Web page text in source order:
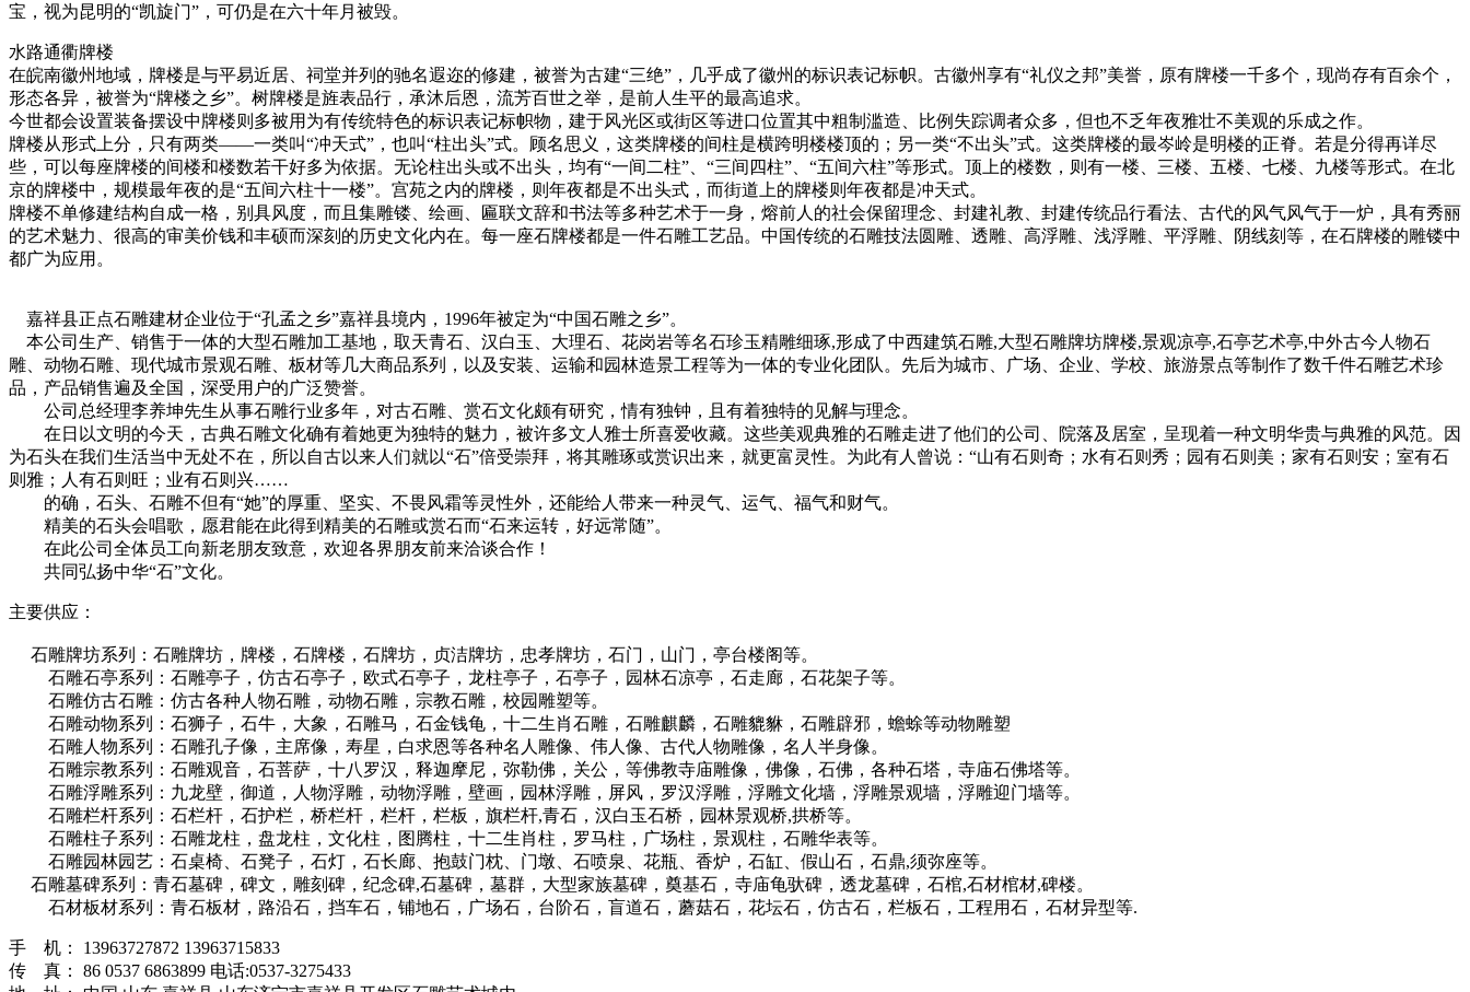
宝，视为昆明的“凯旋门”，可仍是在六十年月被毁。
水路通衢牌楼
在皖南徽州地域，牌楼是与平易近居、祠堂并列的驰名遐迩的修建，被誉为古建“三绝”，几乎成了徽州的标识表记标帜。古徽州享有“礼仪之邦”美誉，原有牌楼一千多个，现尚存有百余个，
形态各异，被誉为“牌楼之乡”。树牌楼是旌表品行，承沐后恩，流芳百世之举，是前人生平的最高追求。
今世都会设置装备摆设中牌楼则多被用为有传统特色的标识表记标帜物，建于风光区或街区等进口位置其中粗制滥造、比例失踪调者众多，但也不乏年夜雅壮不美观的乐成之作。
牌楼从形式上分，只有两类——一类叫“冲天式”，也叫“柱出头”式。顾名思义，这类牌楼的间柱是横跨明楼楼顶的；另一类“不出头”式。这类牌楼的最岑岭是明楼的正脊。若是分得再详尽
些，可以每座牌楼的间楼和楼数若干好多为依据。无论柱出头或不出头，均有“一间二柱”、“三间四柱”、“五间六柱”等形式。顶上的楼数，则有一楼、三楼、五楼、七楼、九楼等形式。在北
京的牌楼中，规模最年夜的是“五间六柱十一楼”。宫苑之内的牌楼，则年夜都是不出头式，而街道上的牌楼则年夜都是冲天式。
牌楼不单修建结构自成一格，别具风度，而且集雕镂、绘画、匾联文辞和书法等多种艺术于一身，熔前人的社会保留理念、封建礼教、封建传统品行看法、古代的风气风气于一炉，具有秀丽
的艺术魅力、很高的审美价钱和丰硕而深刻的历史文化内在。每一座石牌楼都是一件石雕工艺品。中国传统的石雕技法圆雕、透雕、高浮雕、浅浮雕、平浮雕、阴线刻等，在石牌楼的雕镂中
都广为应用。
嘉祥县正点石雕建材企业位于“孔孟之乡”嘉祥县境内，1996年被定为“中国石雕之乡”。
本公司生产、销售于一体的大型石雕加工基地，取天青石、汉白玉、大理石、花岗岩等名石珍玉精雕细琢,形成了中西建筑石雕,大型石雕牌坊牌楼,景观凉亭,石亭艺术亭,中外古今人物石
雕、动物石雕、现代城市景观石雕、板材等几大商品系列，以及安装、运输和园林造景工程等为一体的专业化团队。先后为城市、广场、企业、学校、旅游景点等制作了数千件石雕艺术珍
品，产品销售遍及全国，深受用户的广泛赞誉。
公司总经理李养坤先生从事石雕行业多年，对古石雕、赏石文化颇有研究，情有独钟，且有着独特的见解与理念。
在日以文明的今天，古典石雕文化确有着她更为独特的魅力，被许多文人雅士所喜爱收藏。这些美观典雅的石雕走进了他们的公司、院落及居室，呈现着一种文明华贵与典雅的风范。因
为石头在我们生活当中无处不在，所以自古以来人们就以“石”倍受崇拜，将其雕琢或赏识出来，就更富灵性。为此有人曾说：“山有石则奇；水有石则秀；园有石则美；家有石则安；室有石
则雅；人有石则旺；业有石则兴……
的确，石头、石雕不但有“她”的厚重、坚实、不畏风霜等灵性外，还能给人带来一种灵气、运气、福气和财气。
精美的石头会唱歌，愿君能在此得到精美的石雕或赏石而“石来运转，好远常随”。
在此公司全体员工向新老朋友致意，欢迎各界朋友前来洽谈合作！
共同弘扬中华“石”文化。
主要供应：
石雕牌坊系列：石雕牌坊，牌楼，石牌楼，石牌坊，贞洁牌坊，忠孝牌坊，石门，山门，亭台楼阁等。
石雕石亭系列：石雕亭子，仿古石亭子，欧式石亭子，龙柱亭子，石亭子，园林石凉亭，石走廊，石花架子等。
石雕仿古石雕：仿古各种人物石雕，动物石雕，宗教石雕，校园雕塑等。
石雕动物系列：石狮子，石牛，大象，石雕马，石金钱龟，十二生肖石雕，石雕麒麟，石雕貔貅，石雕辟邪，蟾蜍等动物雕塑
石雕人物系列：石雕孔子像，主席像，寿星，白求恩等各种名人雕像、伟人像、古代人物雕像，名人半身像。
石雕宗教系列：石雕观音，石菩萨，十八罗汉，释迦摩尼，弥勒佛，关公，等佛教寺庙雕像，佛像，石佛，各种石塔，寺庙石佛塔等。
石雕浮雕系列：九龙壁，御道，人物浮雕，动物浮雕，壁画，园林浮雕，屏风，罗汉浮雕，浮雕文化墙，浮雕景观墙，浮雕迎门墙等。
石雕栏杆系列：石栏杆，石护栏，桥栏杆，栏杆，栏板，旗栏杆,青石，汉白玉石桥，园林景观桥,拱桥等。
石雕柱子系列：石雕龙柱，盘龙柱，文化柱，图腾柱，十二生肖柱，罗马柱，广场柱，景观柱，石雕华表等。
石雕园林园艺：石桌椅、石凳子，石灯，石长廊、抱鼓门枕、门墩、石喷泉、花瓶、香炉，石缸、假山石，石鼎,须弥座等。
石雕墓碑系列：青石墓碑，碑文，雕刻碑，纪念碑,石墓碑，墓群，大型家族墓碑，奠基石，寺庙龟驮碑，透龙墓碑，石棺,石材棺材,碑楼。
石材板材系列：青石板材，路沿石，挡车石，铺地石，广场石，台阶石，盲道石，蘑菇石，花坛石，仿古石，栏板石，工程用石，石材异型等.
手 机： 13963727872 13963715833
传 真： 86 0537 6863899 电话:0537-3275433